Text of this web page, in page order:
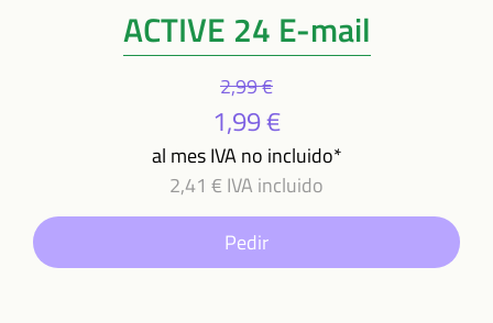
ACTIVE 24 E-mail
2,99 €
1,99 €
al mes IVA no incluido*
2,41 € IVA incluido
Pedir